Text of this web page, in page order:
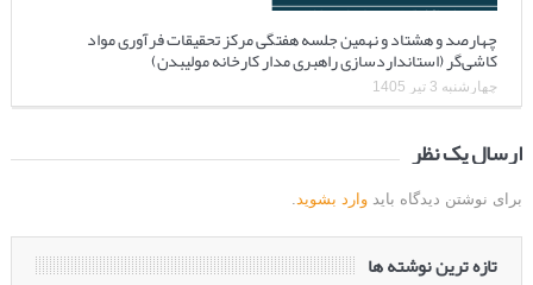
چهارصد و هشتاد و نهمین جلسه هفتگی مرکز تحقیقات فرآوری مواد
کاشی‌گر (استانداردسازی راهبری مدار کارخانه مولیبدن)
چهارشنبه 3 تیر 1405
ارسال یک نظر
برای نوشتن دیدگاه باید وارد بشوید
تازه ترین نوشته ها